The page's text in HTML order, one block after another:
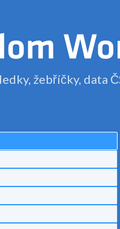
žebříčky, data